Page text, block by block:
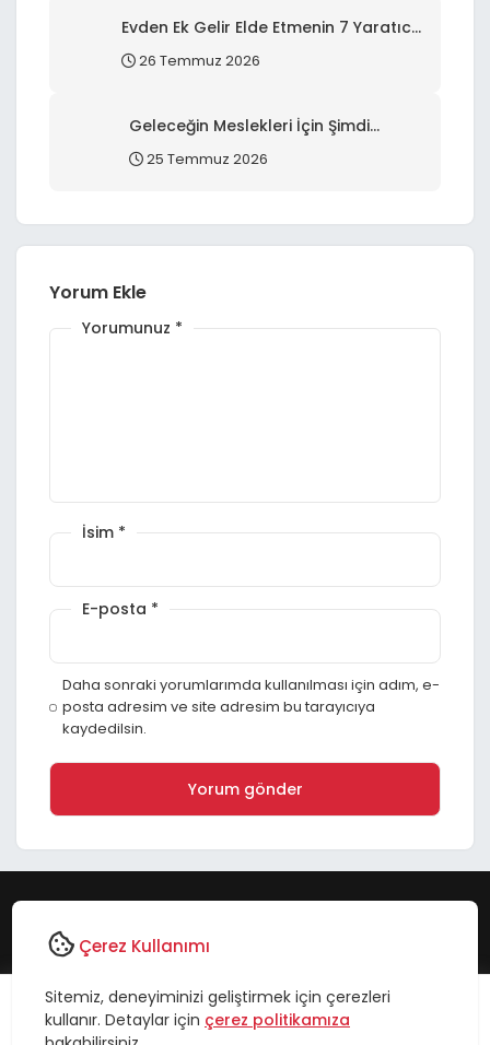
Evden Ek Gelir Elde Etmenin 7 Yaratıcı
Yolu: Dijital Çağda Finansal Özgürlük
26 Temmuz 2026
Geleceğin Meslekleri İçin Şimdi
Hazırlanın: 7 Temel Beceri Rehberi
25 Temmuz 2026
Yorum Ekle
Yorumunuz *
İsim *
E-posta *
Daha sonraki yorumlarımda kullanılması için adım, e-
posta adresim ve site adresim bu tarayıcıya
kaydedilsin.
Hızlı Erişim
Menüde herhangi bir öğe bulunamadı.
kullanır. Detaylar içinçerez politikamıza
bakabilirsiniz.